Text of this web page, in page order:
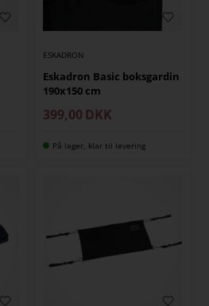
ESKADRON
Eskadron Basic boksgardin
190x150 cm
399,00 DKK
På lager, klar til levering